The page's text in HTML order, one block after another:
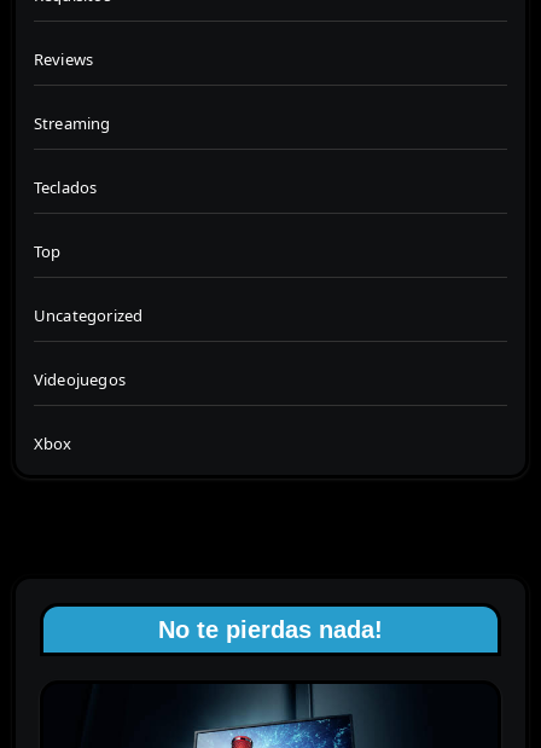
Reviews
Streaming
Teclados
Top
Uncategorized
Videojuegos
Xbox
No te pierdas nada!